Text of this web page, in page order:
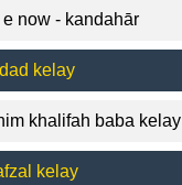
now - kandahār
kelay
khalifah baba kelay
kelay